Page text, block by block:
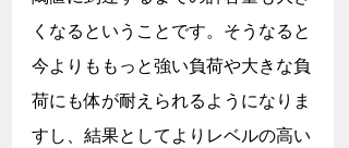
くなるということです。そうなると
今よりももっと強い負荷や大きな負
荷にも体が耐えられるようになりま
すし、結果としてよりレベルの高い